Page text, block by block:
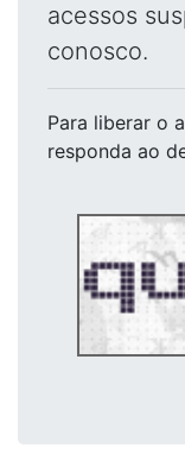
acessos
conosco.
Para liberar o
responda ao